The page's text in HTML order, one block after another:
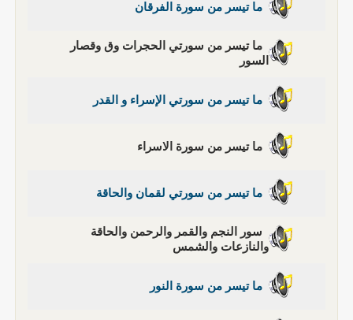
ما تيسر من سورة الفرقان
ما تيسر من سورتي الحجرات وق وقصار
السور
ما تيسر من سورتي الإسراء و القدر
ما تيسر من سورة الاسراء
ما تيسر من سورتي لقمان والحاقة
سور النجم والقمر والرحمن والحاقة
والنازعات والشمس
ما تيسر من سورة النور